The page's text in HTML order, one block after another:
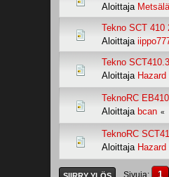
Aloittaja
Tekno SCT 410
Aloittaja
Tekno SCT410.3
Aloittaja Hazard
TeknoRC EB410
Aloittaja bcan
TeknoRC
Aloittaja Hazard
SIIRRY YLÖS Sivuja 1